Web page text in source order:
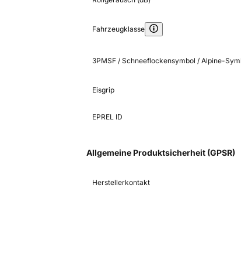
Fahrzeugklasse
3PMSF / Schneeflockensymbol / Alpine-
Eisgrip
EPREL ID
Allgemeine Produktsicherheit (GPSR)
Herstellerkontakt